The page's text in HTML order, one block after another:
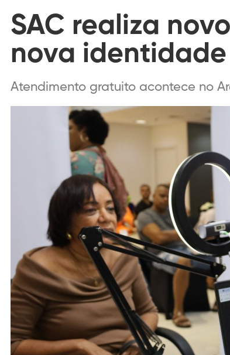
SAC realiza
nova
Atendimento gratuito acontece no